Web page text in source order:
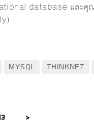
database และคุ
MYSQL THINKNET
>